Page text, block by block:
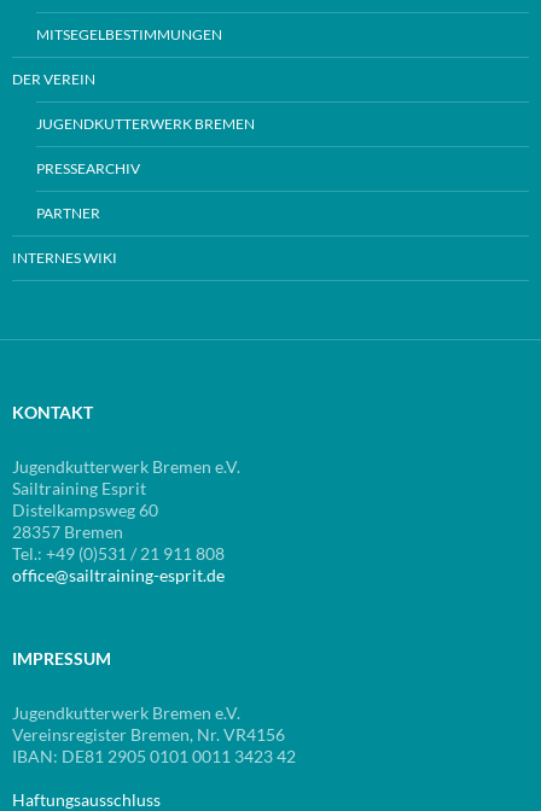
MITSEGELBESTIMMUNGEN
DER VEREIN
JUGENDKUTTERWERK BREMEN
PRESSEARCHIV
PARTNER
INTERNES WIKI
KONTAKT
Jugendkutterwerk Bremen e.V.
Sailtraining Esprit
Distelkampsweg 60
28357 Bremen
Tel.: +49 (0)531 / 21 911 808
office@sailtraining-esprit.de
IMPRESSUM
Jugendkutterwerk Bremen e.V.
Vereinsregister Bremen, Nr. VR4156
IBAN: DE81 2905 0101 0011 3423 42
Haftungsausschluss